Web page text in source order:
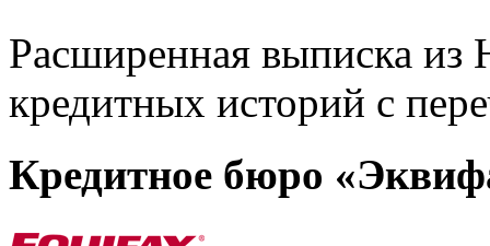
Расширенная выписка из
кредитных историй с
Кредитное бюро